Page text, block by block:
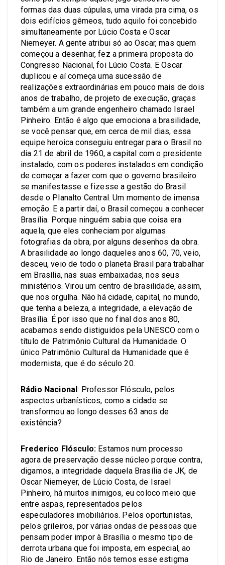
formas das duas cúpulas, uma virada pra cima, os
dois edifícios gêmeos, tudo aquilo foi concebido
simultaneamente por Lúcio Costa e Oscar
Niemeyer. A gente atribui só ao Oscar, mas quem
começou a desenhar, fez a primeira proposta do
Congresso Nacional, foi Lúcio Costa. E Oscar
duplicou e aí começa uma sucessão de
realizações extraordinárias em pouco mais de dois
anos de trabalho, de projeto de execução, graças
também a um grande engenheiro chamado Israel
Pinheiro. Então é algo que emociona a brasilidade,
se você pensar que, em cerca de mil dias, essa
equipe heroica conseguiu entregar para o Brasil no
dia 21 de abril de 1960, a capital com o presidente
instalado, com os poderes instalados em condição
de começar a fazer com que o governo brasileiro
se manifestasse e fizesse a gestão do Brasil
desde o Planalto Central. Um momento de imensa
emoção. E a partir daí, o Brasil começou a conhecer
Brasília. Porque ninguém sabia que coisa era
aquela, que eles conheciam por algumas
fotografias da obra, por alguns desenhos da obra.
A brasilidade ao longo daqueles anos 60, 70, veio,
desceu, veio de todo o planeta Brasil para trabalhar
em Brasília, nas suas embaixadas, nos seus
ministérios. Virou um centro de brasilidade, assim,
que nos orgulha. Não há cidade, capital, no mundo,
que tenha a beleza, a integridade, a elevação de
Brasília. É por isso que no final dos anos 80,
acabamos sendo distiguidos pela UNESCO com o
título de Patrimônio Cultural da Humanidade. O
único Patrimônio Cultural da Humanidade que é
modernista, que é do século 20.
Rádio Nacional: Professor Flósculo, pelos
aspectos urbanísticos, como a cidade se
transformou ao longo desses 63 anos de
existência?
Frederico Flósculo: Estamos num processo
agora de preservação desse núcleo porque contra,
digamos, a integridade daquela Brasília de JK, de
Oscar Niemeyer, de Lúcio Costa, de Israel
Pinheiro, há muitos inimigos, eu coloco meio que
entre aspas, representados pelos
especuladores imobiliários. Pelos oportunistas,
pelos grileiros, por várias ondas de pessoas que
pensam poder impor à Brasília o mesmo tipo de
derrota urbana que foi imposta, em especial, ao
Rio de Janeiro. Então nós temos esse estigma